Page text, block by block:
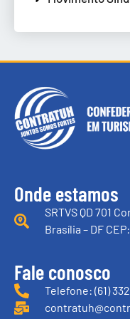
Onde estamos
SRTVS QD 701
Brasília – DF
Fale conosco
Telefone: (61)